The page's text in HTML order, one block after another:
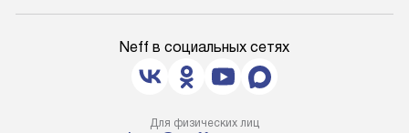
Neff в социальных сетях
Для физических лиц